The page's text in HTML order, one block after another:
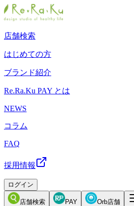
店舗検索
はじめての方
ブランド紹介
Re.Ra.Ku PAY とは
NEWS
コラム
FAQ
採用情報
ログイン
店舗検索 PAY Orb店舗